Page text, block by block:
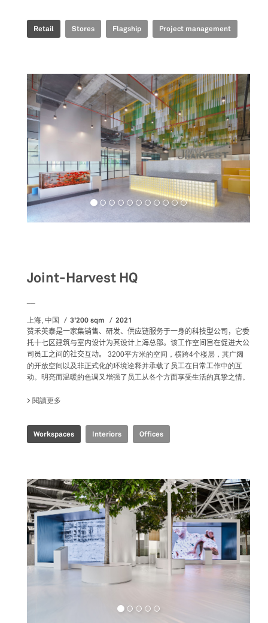
Retail Stores Flagship Project management
Joint-Harvest HQ
上海, 中国 3'200 sqm 2021
赞禾英泰是一家集销售、研发、供应链服务于一身的科技型公司，它委
托十七区建筑与室内设计为其设计上海总部。该工作空间旨在促进大公
司员工之间的社交互动。 3200平方米的空间，横跨4个楼层，其广阔
的开放空间以及非正式化的环境诠释并承载了员工在日常工作中的互
动。明亮而温暖的色调又增强了员工从各个方面享受生活的真挚之情。
閱讀更多
Workspaces Interiors Offices